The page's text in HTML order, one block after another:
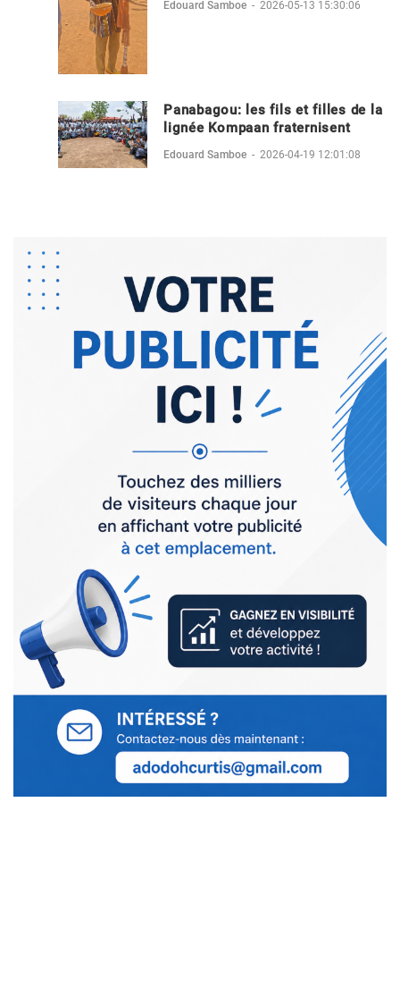
Edouard Samboe - 2026-05-13 15:30:06
Panabagou: les fils et filles de la
lignée Kompaan fraternisent
Edouard Samboe - 2026-04-19 12:01:08